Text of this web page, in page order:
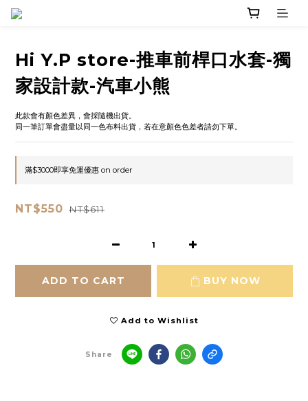
Hi Y.P store-推車前桿口水套-獨
家設計款-汽車小熊
此款會有顏色差異，會採隨機出貨。
同一筆訂單會盡量以同一色布料出貨，若在意顏色色差者請勿下單。
滿$3000即享免運優惠 on order
NT$550 NT$611
ADD TO CART BUY NOW
Add to Wishlist
Share